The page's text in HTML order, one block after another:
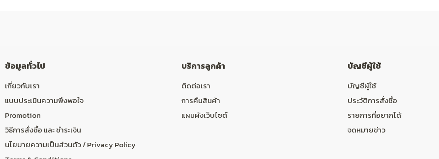
ข้อมูลทั่วไป
เกี่ยวกับเรา
แบบประเมินความพึงพอใจ
Promotion
วิธีการสั่งซื้อ และ ชำระเงิน
นโยบายความเป็นส่วนตัว / Privacy Policy
บริการลูกค้า
ติดต่อเรา
การคืนสินค้า
แผนผังเว็บไซต์
บัญชีผู้ใช้
บัญชีผู้ใช้
ประวัติการสั่งซื้อ
รายการที่อยากได้
จดหมายข่าว